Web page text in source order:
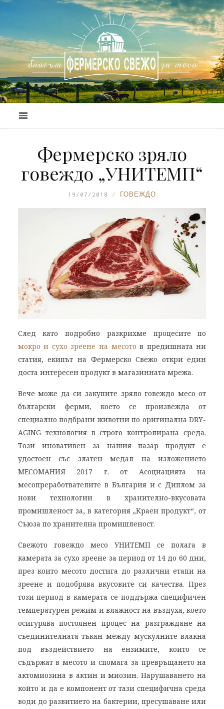
Фермерско зряло
говеждо „УНИТЕМП“
19/07/2018 ГОВЕЖДО
След като подробно разкрихме процесите по
мокро и сухо зреене на месото в предишната ни
статия, екипът на Фермерско Свежо откри един
доста интересен продукт в магазинната мрежа.
Вече може да си закупите зряло говеждо месо от
български ферми, което се произвежда от
специално подбрани животни по оригинална DRY-
AGING технология в строго контролирана среда.
Този иновативен за нашия пазар продукт е
удостоен със златен медал на изложението
МЕСОМАНИЯ 2017 г. от Асоциацията на
месопреработвателите в България и с Диплом за
нови технологии в хранително-вкусовата
промишленост за, в категория „Краен продукт“, от
Съюза по хранителна промишленост.
Свежото говеждо месо УНИТЕМП се полага в
камерата за сухо зреене за период от 14 до 60 дни,
през които месото достига до различни етапи на
зреене и подобрява вкусовите си качества. През
този период в камерата се поддържа специфичен
температурен режим и влажност на въздуха, което
осигурява постоянен процес на разграждане на
съединителната тъкан между мускулните влакна
под въздействието на ензимите, които се
съдържат в месото и спомага за превръщането на
актомиозина в актин и миозин. Нарушаването на
който и да е компонент от тази специфична среда
води до развитието на бактерии, пресушаване или